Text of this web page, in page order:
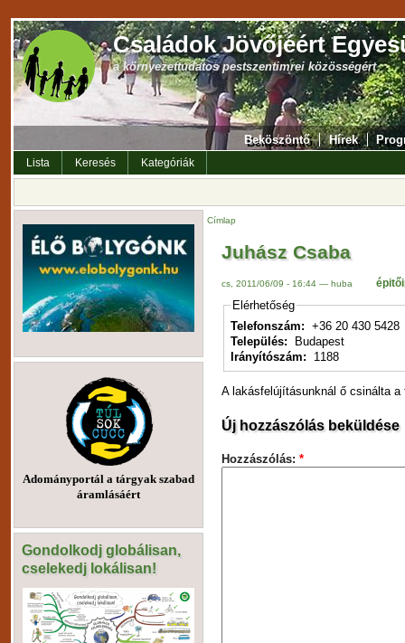
Családok Jövőjéért
a környezettudatos pestszentimrei közösségért
Beköszöntő Hírek
Lista Keresés Kategóriák
Adományportál a tárgyak szabad
áramlásáért
Gondolkodj globálisan,
cselekedj lokálisan!
Címlap
Juhász Csaba
cs, 2011/06/09 - 16:44 — huba
Elérhetőség
Telefonszám: +36 20 430 5428
Település:
Budapest
Irányítószám:
1188
A lakásfelújításunknál ő csinálta
Új hozzászólás beküldése
Hozzászólás: *